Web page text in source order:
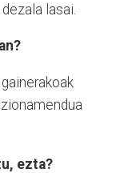
lasai.
ezta?